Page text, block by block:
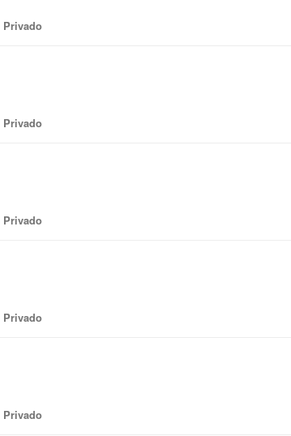
Privado
Privado
Privado
Privado
Privado